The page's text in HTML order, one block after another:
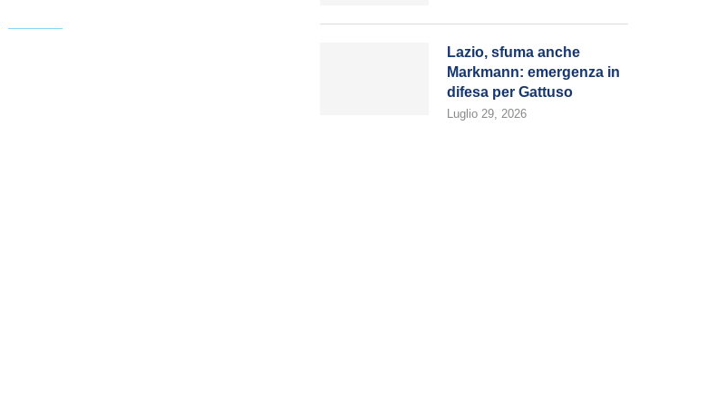
Lazio, sfuma anche
Markmann: emergenza in
difesa per Gattuso
Luglio 29, 2026